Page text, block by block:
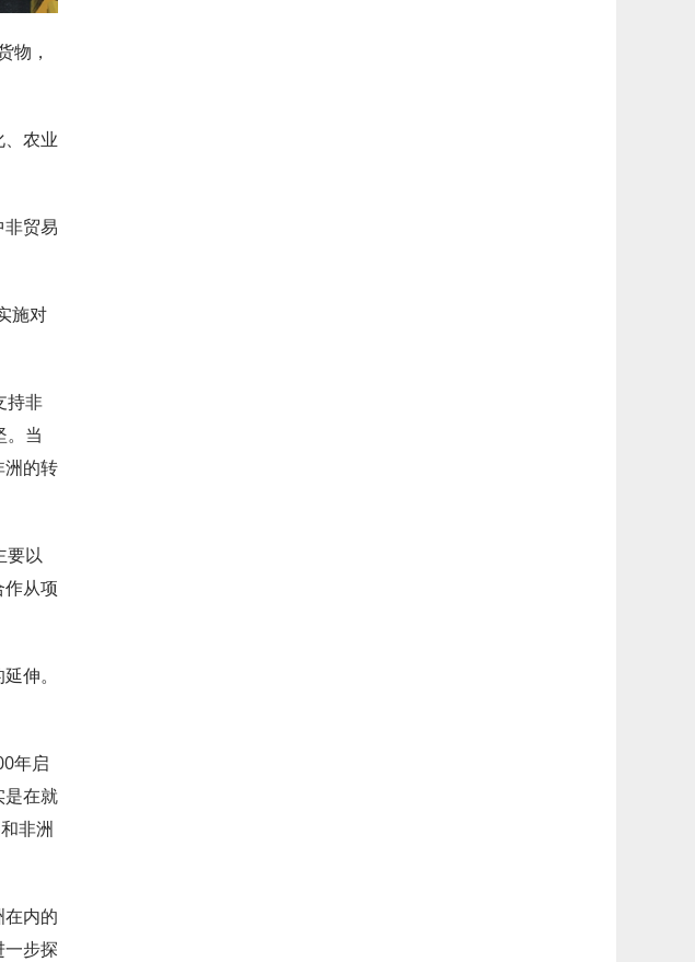
物，
农业
贸易
施对
持非
。当
洲的转
要以
从项
伸。
年启
是在就
非洲
内的
步探